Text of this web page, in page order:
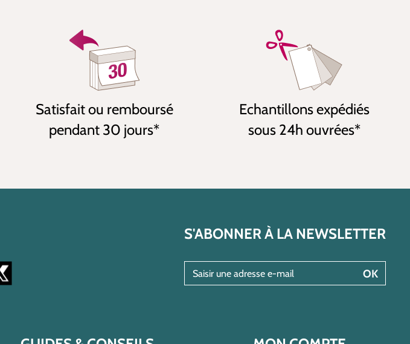
Satisfait ou remboursé
pendant 30 jours*
Echantillons expédiés
sous 24h ouvrées*
Instagram
page Facebook
à notre compte Pinterest
à notre compte Twitter/X
S'ABONNER À LA NEWSLETTER
OK